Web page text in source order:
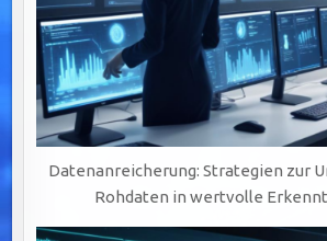
Datenanreicherung: Strategien zur
Rohdaten in wertvolle